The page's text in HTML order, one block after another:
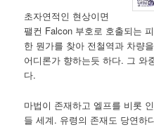
초자연적인 현상이면
팰컨 Falcon 부호로 호출되는
한 뭔가를 찾아 전철역과 차량
어디론가 향하는듯 하다. 그 와
다.
마법이 존재하고 엘프를 비롯
들 세계. 유령의 존재도 당연하